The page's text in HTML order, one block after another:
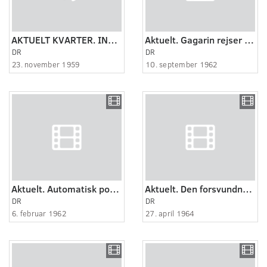
AKTUELT KVARTER. INDVIELSEN AF LINDØ-VÆRFTET.
DR
23. november 1959
Aktuelt. Gagarin rejser til Odense.
DR
10. september 1962
Aktuelt. Automatisk postvogn i Odense.
DR
6. februar 1962
Aktuelt. Den forsvundne bokserstatue i Odense fundet i åen.
DR
27. april 1964